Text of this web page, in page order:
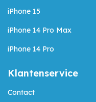
iPhone 15
iPhone 14 Pro Max
iPhone 14 Pro
Klantenservice
Contact